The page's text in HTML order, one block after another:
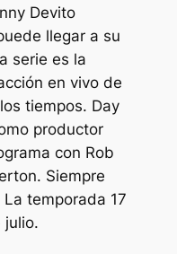
Devito
llegar a su
serie es la
en vivo de
tiempos. Day
productor
con Rob
Siempre
La temporada 17
julio.